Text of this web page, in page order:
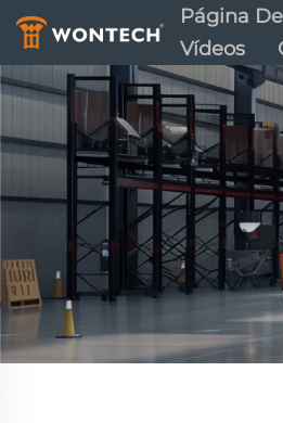
Página
Vídeos